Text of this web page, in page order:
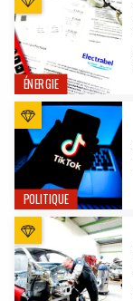
ÉNERGIE
POLITIQUE